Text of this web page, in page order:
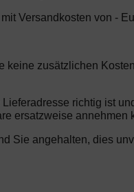
Versandkosten von -
keine zusätzlichen
richtig ist
ersatzweise annehmen
Sie angehalten, dies